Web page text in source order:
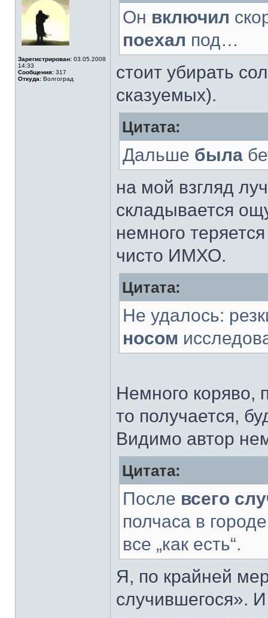
Зарегистрирован: 03.05.2008
14:33
Сообщения: 317
Откуда: Волгоград
Он включил
поехал под…
стоит убирать
сказуемых).
Цитата:
Дальше была
на мой взгляд
складывается
немного
чисто ИМХО.
Цитата:
Не удалось:
носом
Немного коряво,
то получается,
Видимо автор
Цитата:
После всего
полчаса в
все „как есть“.
Я, по крайней
случившегося».